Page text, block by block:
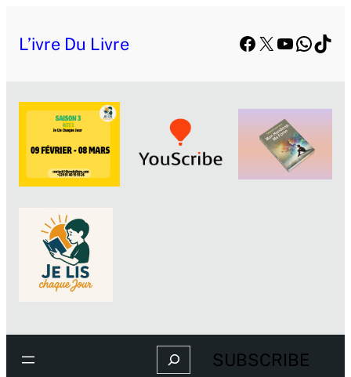
L’ivre Du Livre Facebook
X YouTube
Search SUBSCRIBE